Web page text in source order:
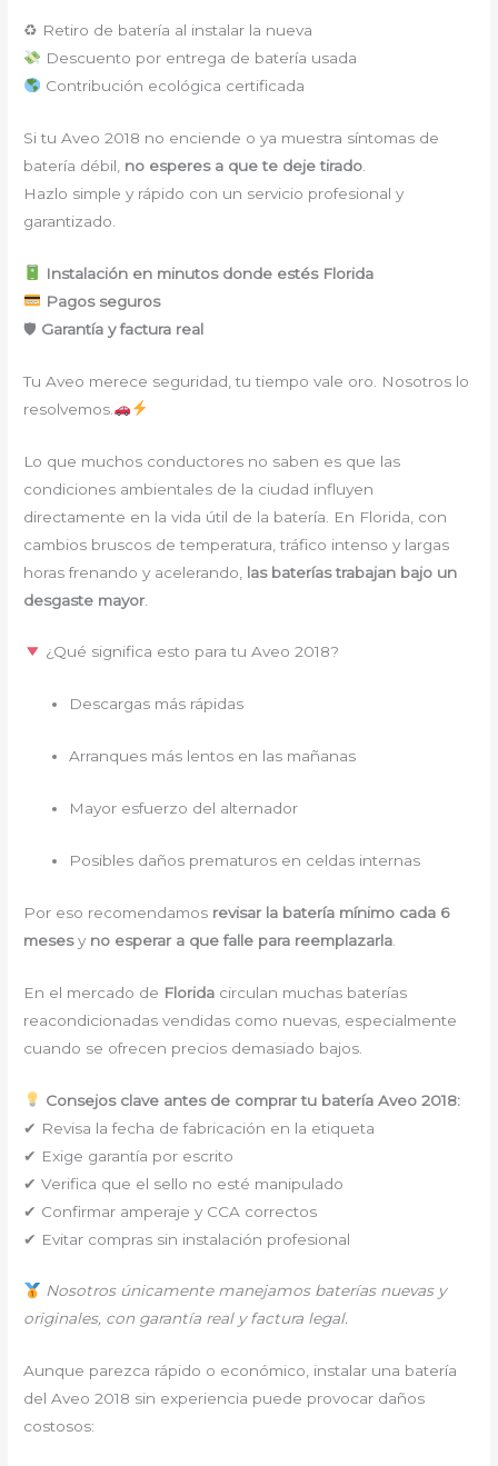
♻ Retiro de batería al instalar la nueva
Descuento por entrega de batería usada
Contribución ecológica certificada
Si tu Aveo 2018 no enciende o ya muestra síntomas de
batería débil, no esperes a que te deje tirado
Hazlo simple y rápido con un servicio profesional y
garantizado.
Instalación en minutos donde estés Florida
Pagos seguros
🛡 Garantía y factura real
Tu Aveo merece seguridad, tu tiempo vale oro. Nosotros lo
resolvemos.
Lo que muchos conductores no saben es que las
condiciones ambientales de la ciudad influyen
directamente en la vida útil de la batería. En Florida, con
cambios bruscos de temperatura, tráfico intenso y largas
horas frenando y acelerando, las baterías trabajan bajo un
desgaste mayor.
¿Qué significa esto para tu Aveo 2018?
Descargas más rápidas
Arranques más lentos en las mañanas
Mayor esfuerzo del alternador
Posibles daños prematuros en celdas internas
Por eso recomendamos revisar la batería mínimo cada 6
mesesy no esperar a que falle para reemplazarla
En el mercado de Florida circulan muchas baterías
reacondicionadas vendidas como nuevas, especialmente
cuando se ofrecen precios demasiado bajos.
Consejos clave antes de comprar tu batería Aveo 2018:
✔ Revisa la fecha de fabricación en la etiqueta
✔ Exige garantía por escrito
✔ Verifica que el sello no esté manipulado
✔ Confirmar amperaje y CCA correctos
✔ Evitar compras sin instalación profesional
Nosotros únicamente manejamos baterías nuevas y
originales, con garantía real y factura legal.
Aunque parezca rápido o económico, instalar una batería
del Aveo 2018 sin experiencia puede provocar daños
costosos: